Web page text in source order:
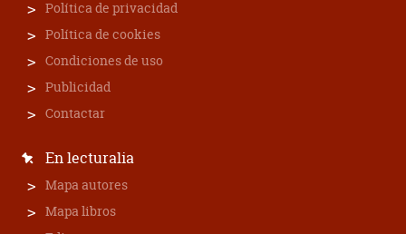
Política de privacidad
Política de cookies
Condiciones de uso
Publicidad
Contactar
En lecturalia
Mapa autores
Mapa libros